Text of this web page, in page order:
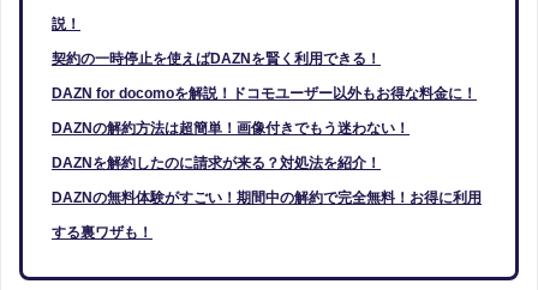
説！
契約の一時停止を使えばDAZNを賢く利用できる！
DAZN for docomoを解説！ドコモユーザー以外もお得な料金に！
DAZNの解約方法は超簡単！画像付きでもう迷わない！
DAZNを解約したのに請求が来る？対処法を紹介！
DAZNの無料体験がすごい！期間中の解約で完全無料！お得に利用
する裏ワザも！